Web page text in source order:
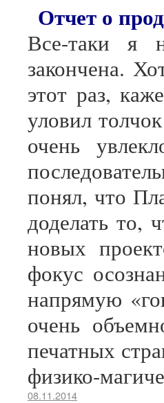
Отчет о
Все-таки я
закончена.
этот раз,
уловил
очень
понял, что
доделать то,
новых
фокус
напрямую
очень
печатных
физико-
08.11.2014